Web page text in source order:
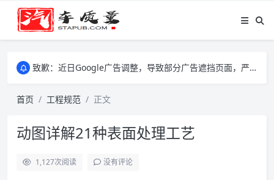
致歉：近日Google广告调整，导致部分广告遮挡页面，严重影响大家访问体验，将尽快调整完成，由此带来的不便，特意致歉！
致歉：近日Google广告调整，导致部分广告遮挡页面，严重影响大家访问体验，将尽快调整完成，由此带来的不便，特意致歉！
首页 工程规范 正文
动图详解21种表面处理工艺
1,127次阅读 没有评论